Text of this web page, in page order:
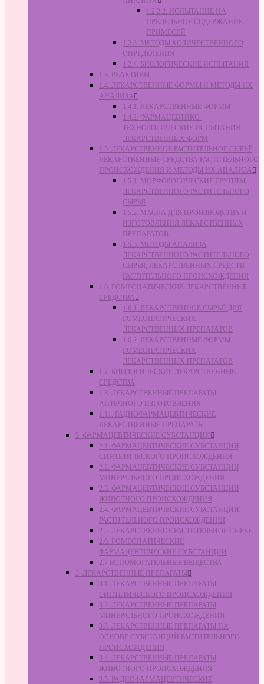
1.2.2.2. ИСПЫТАНИЕ НА
ПРЕДЕЛЬНОЕ СОДЕРЖАНИЕ
ПРИМЕСЕЙ
1.2.3. МЕТОДЫ КОЛИЧЕСТВЕННОГО
ОПРЕДЕЛЕНИЯ
1.2.4. БИОЛОГИЧЕСКИЕ ИСПЫТАНИЯ
1.3. РЕАКТИВЫ
1.4. ЛЕКАРСТВЕННЫЕ ФОРМЫ И МЕТОДЫ ИХ
АНАЛИЗА
1.4.1. ЛЕКАРСТВЕННЫЕ ФОРМЫ
1.4.2. ФАРМАЦЕВТИКО-
ТЕХНОЛОГИЧЕСКИЕ ИСПЫТАНИЯ
ЛЕКАРСТВЕННЫХ ФОРМ
1.5. ЛЕКАРСТВЕННОЕ РАСТИТЕЛЬНОЕ СЫРЬЁ,
ЛЕКАРСТВЕННЫЕ СРЕДСТВА РАСТИТЕЛЬНОГО
ПРОИСХОЖДЕНИЯ И МЕТОДЫ ИХ АНАЛИЗА
1.5.1. МОРФОЛОГИЧЕСКИЕ ГРУППЫ
ЛЕКАРСТВЕННОГО РАСТИТЕЛЬНОГО
СЫРЬЯ
1.5.2. МАСЛА ДЛЯ ПРОИЗВОДСТВА И
ИЗГОТОВЛЕНИЯ ЛЕКАРСТВЕННЫХ
ПРЕПАРАТОВ
1.5.3. МЕТОДЫ АНАЛИЗА
ЛЕКАРСТВЕННОГО РАСТИТЕЛЬНОГО
СЫРЬЯ, ЛЕКАРСТВЕННЫХ СРЕДСТВ
РАСТИТЕЛЬНОГО ПРОИСХОЖДЕНИЯ
1.6. ГОМЕОПАТИЧЕСКИЕ ЛЕКАРСТВЕННЫЕ
СРЕДСТВА
1.6.1. ЛЕКАРСТВЕННОЕ СЫРЬЁ ДЛЯ
ГОМЕОПАТИЧЕСКИХ
ЛЕКАРСТВЕННЫХ ПРЕПАРАТОВ
1.6.2. ЛЕКАРСТВЕННЫЕ ФОРМЫ
ГОМЕОПАТИЧЕСКИХ
ЛЕКАРСТВЕННЫХ ПРЕПАРАТОВ
1.7. БИОЛОГИЧЕСКИЕ ЛЕКАРСТВЕННЫЕ
СРЕДСТВА
1.8. ЛЕКАРСТВЕННЫЕ ПРЕПАРАТЫ
АПТЕЧНОГО ИЗГОТОВЛЕНИЯ
1.11. РАДИОФАРМАЦЕВТИЧЕСКИЕ
ЛЕКАРСТВЕННЫЕ ПРЕПАРАТЫ
2. ФАРМАЦЕВТИЧЕСКИЕ СУБСТАНЦИИ
2.1. ФАРМАЦЕВТИЧЕСКИЕ СУБСТАНЦИИ
СИНТЕТИЧЕСКОГО ПРОИСХОЖДЕНИЯ
2.2. ФАРМАЦЕВТИЧЕСКИЕ СУБСТАНЦИИ
МИНЕРАЛЬНОГО ПРОИСХОЖДЕНИЯ
2.3. ФАРМАЦЕВТИЧЕСКИЕ СУБСТАНЦИИ
ЖИВОТНОГО ПРОИСХОЖДЕНИЯ
2.4. ФАРМАЦЕВТИЧЕСКИЕ СУБСТАНЦИИ
РАСТИТЕЛЬНОГО ПРОИСХОЖДЕНИЯ
2.5. ЛЕКАРСТВЕННОЕ РАСТИТЕЛЬНОЕ СЫРЬЁ
2.6. ГОМЕОПАТИЧЕСКИЕ
ФАРМАЦЕВТИЧЕСКИЕ СУБСТАНЦИИ
2.7 ВСПОМОГАТЕЛЬНЫЕ ВЕЩЕСТВА
3. ЛЕКАРСТВЕННЫЕ ПРЕПАРАТЫ
3.1. ЛЕКАРСТВЕННЫЕ ПРЕПАРАТЫ
СИНТЕТИЧЕСКОГО ПРОИСХОЖДЕНИЯ
3.2. ЛЕКАРСТВЕННЫЕ ПРЕПАРАТЫ
МИНЕРАЛЬНОГО ПРОИСХОЖДЕНИЯ
3.3. ЛЕКАРСТВЕННЫЕ ПРЕПАРАТЫ НА
ОСНОВЕ СУБСТАНЦИЙ РАСТИТЕЛЬНОГО
ПРОИСХОЖДЕНИЯ
3.4. ЛЕКАРСТВЕННЫЕ ПРЕПАРАТЫ
ЖИВОТНОГО ПРОИСХОЖДЕНИЯ
3.5. РАДИОФАРМАЦЕВТИЧЕСКИЕ